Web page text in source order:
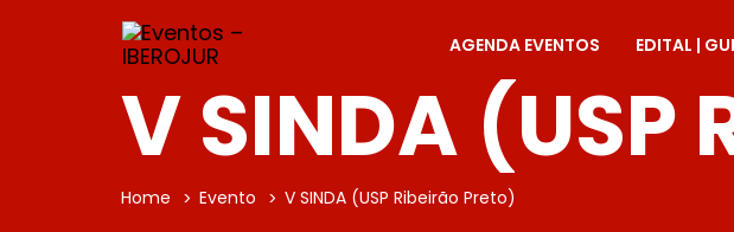
AGENDA EVENTOS EDITAL |
V SINDA (USP
Home Evento V SINDA (USP Ribeirão Preto)